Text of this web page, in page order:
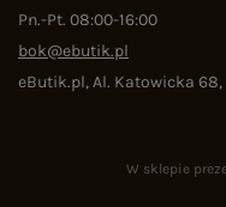
Pn.-Pt. 08:00-16:00
bok@ebutik.pl
eButik.pl,Al. Katowicka 68,
W sklepie